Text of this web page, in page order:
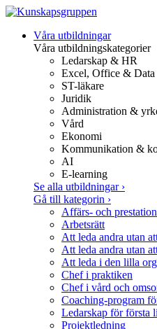
Våra utbildningar
Våra utbildningskategorier
Ledarskap & HR
Excel, Office & Data
ST-läkare
Juridik
Administration &
Vård
Ekonomi
Kommunikation &
AI
E-learning
Se alla utbildningar ›
Gå till kategorin ›
Affärs- och
Arbetsrätt
Att leda andra utan
Att leda andra utan
Att leda i den lilla
Chef i praktiken
Chef i vård och
Coaching-program
Ledarskap för första
Projektledning